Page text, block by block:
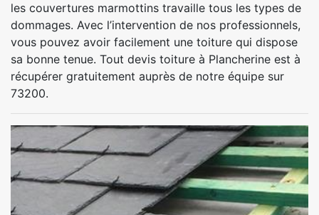
les couvertures marmottins travaille tous les types de
dommages. Avec l’intervention de nos professionnels,
vous pouvez avoir facilement une toiture qui dispose
sa bonne tenue. Tout devis toiture à Plancherine est à
récupérer gratuitement auprès de notre équipe sur
73200.